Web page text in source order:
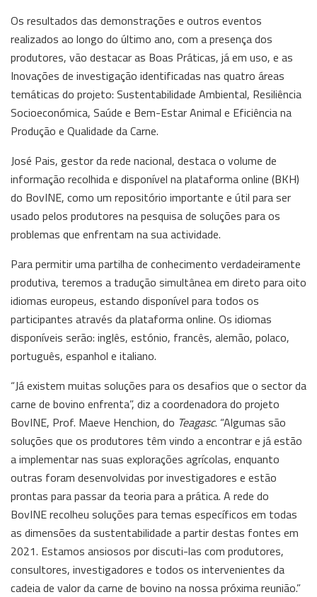
Os resultados das demonstrações e outros eventos
realizados ao longo do último ano, com a presença dos
produtores, vão destacar as Boas Práticas, já em uso, e as
Inovações de investigação identificadas nas quatro áreas
temáticas do projeto: Sustentabilidade Ambiental, Resiliência
Socioeconómica, Saúde e Bem-Estar Animal e Eficiência na
Produção e Qualidade da Carne.
José Pais, gestor da rede nacional, destaca o volume de
informação recolhida e disponível na plataforma online (BKH)
do BovINE, como um repositório importante e útil para ser
usado pelos produtores na pesquisa de soluções para os
problemas que enfrentam na sua actividade.
Para permitir uma partilha de conhecimento verdadeiramente
produtiva, teremos a tradução simultânea em direto para oito
idiomas europeus, estando disponível para todos os
participantes através da plataforma online. Os idiomas
disponíveis serão: inglês, estónio, francês, alemão, polaco,
português, espanhol e italiano.
“Já existem muitas soluções para os desafios que o sector da
carne de bovino enfrenta”, diz a coordenadora do projeto
BovINE, Prof. Maeve Henchion, do Teagasc. “Algumas são
soluções que os produtores têm vindo a encontrar e já estão
a implementar nas suas explorações agrícolas, enquanto
outras foram desenvolvidas por investigadores e estão
prontas para passar da teoria para a prática. A rede do
BovINE recolheu soluções para temas específicos em todas
as dimensões da sustentabilidade a partir destas fontes em
2021. Estamos ansiosos por discuti-las com produtores,
consultores, investigadores e todos os intervenientes da
cadeia de valor da carne de bovino na nossa próxima reunião.”